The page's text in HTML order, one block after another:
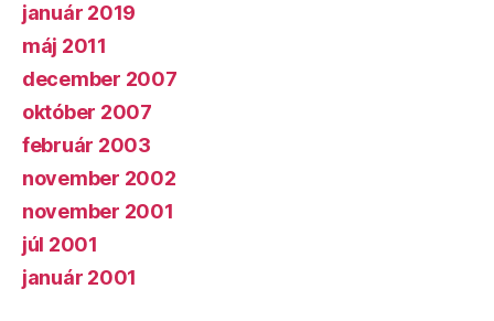
január 2019
máj 2011
december 2007
október 2007
február 2003
november 2002
november 2001
júl 2001
január 2001